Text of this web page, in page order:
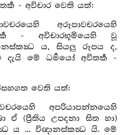
- අවිචාර වෙති යත්:
අරූපාවචරයෙහි
- අවිචාරභූමියෙහි වූ
ය, සියලු රූපය ද,
දැයි මේ ධර්‍මයෝ අවිතර්‍ක -
වෙති යත්:
අපරියාපන්නයෙහි
ඒ (ප්‍රීතිය උපදනා සිත හා)
ය ... විඥානස්කන්‍ධ යි. මේ